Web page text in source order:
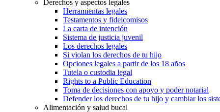
Derechos y aspectos legales
Herramientas legales
Testamentos y fideicomisos
La carta de intención
Sistema de justicia juvenil
Los derechos legales
Si violan los derechos de tu hijo
Opciones legales a partir de los 18 años
Tutela o custodia legal
Rights to a Public Education
Toma de decisiones con apoyo y poder notarial
Defender los derechos de tu hijo y cambiar los
Alimentación y salud bucal